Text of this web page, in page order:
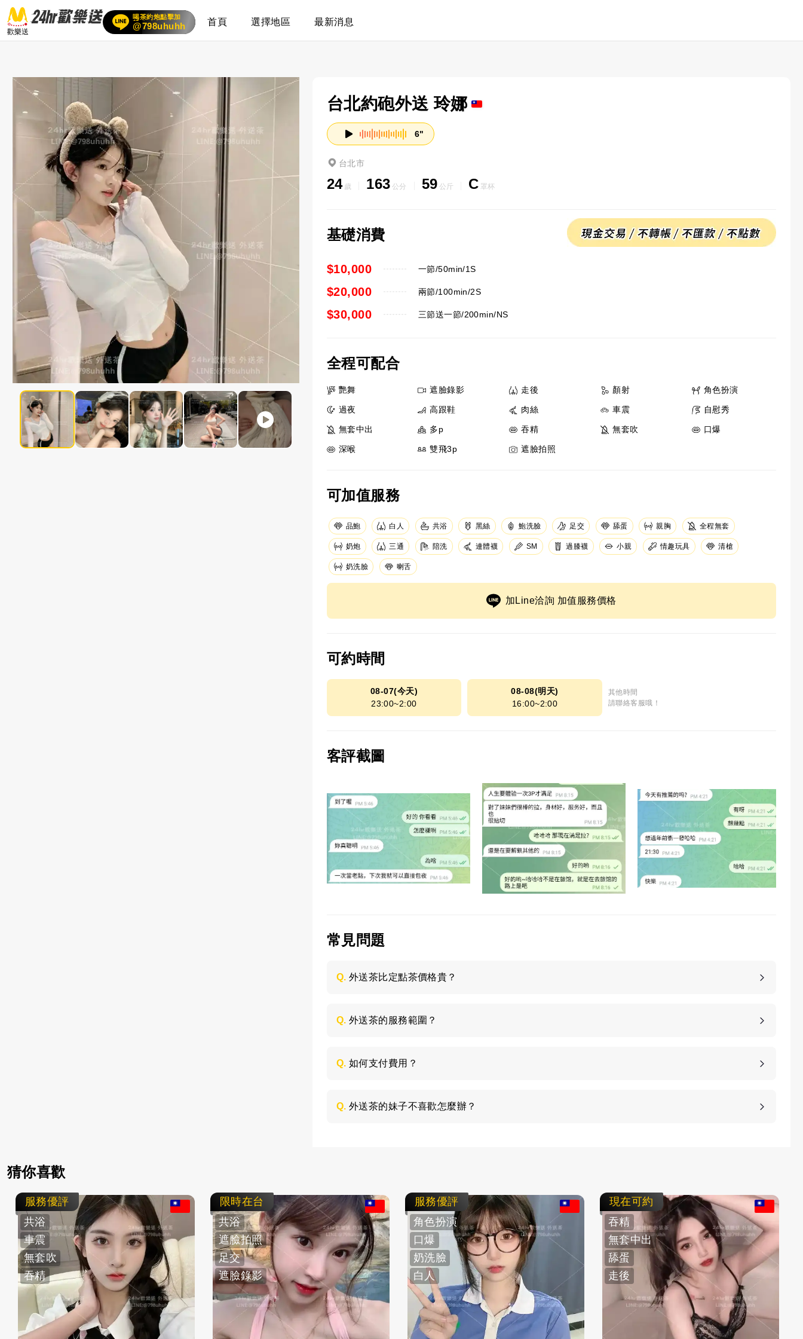
歡樂送
喝茶約炮點擊加
賴
24小時客服在線
@798uhuhh 首頁 選擇地區 最新消息
台北約砲外送 玲娜
6"
台北市
24 歲 163 公分 59 公斤 C 罩杯
基礎消費
一節/50min/1S
$10,000
兩節/100min/2S
$20,000
三節送一節/200min/NS
$30,000
全程可配合
艷舞 遮臉錄影 走後 顏射 角色扮演
過夜 高跟鞋 肉絲 車震 自慰秀
無套中出 多p 吞精 無套吹 口爆
深喉 雙飛3p 遮臉拍照
可加值服務
品鮑 白人 共浴 黑絲 鮑洗臉 足交 舔蛋 親胸 全程無套
奶炮 三通 陪洗 連體襪 SM 過膝襪 小親 情趣玩具 清槍
奶洗臉 喇舌
加Line洽詢 加值服務價格
可約時間
08-07(今天)
23:00~2:00
08-08(明天)
16:00~2:00
其他時間
請聯絡客服哦！
客評截圖
常見問題
Q. 外送茶比定點茶價格貴？
指定的地點服務，所以價格會高一些；定點茶是相對性價比高一些，客人需要到店家會館來，客
Q. 外送茶的服務範圍？
Q. 如何支付費用？
Q. 外送茶的妹子不喜歡怎麼辦？
猜你喜歡
服務優評
共浴
車震
無套吹
吞精
限時在台
共浴
遮臉拍照
足交
遮臉錄影
服務優評
角色扮演
口爆
奶洗臉
白人
現在可約
吞精
無套中出
舔蛋
走後